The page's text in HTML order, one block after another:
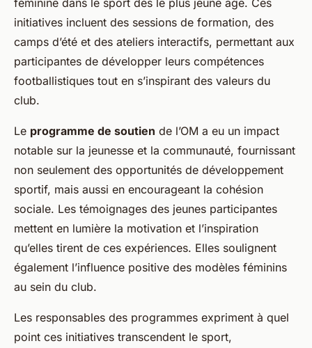
féminine dans le sport dès le plus jeune âge. Ces
initiatives incluent des sessions de formation, des
camps d’été et des ateliers interactifs, permettant aux
participantes de développer leurs compétences
footballistiques tout en s’inspirant des valeurs du
club.
Le programme de soutien de l’OM a eu un impact
notable sur la jeunesse et la communauté, fournissant
non seulement des opportunités de développement
sportif, mais aussi en encourageant la cohésion
sociale. Les témoignages des jeunes participantes
mettent en lumière la motivation et l’inspiration
qu’elles tirent de ces expériences. Elles soulignent
également l’influence positive des modèles féminins
au sein du club.
Les responsables des programmes expriment à quel
point ces initiatives transcendent le sport,